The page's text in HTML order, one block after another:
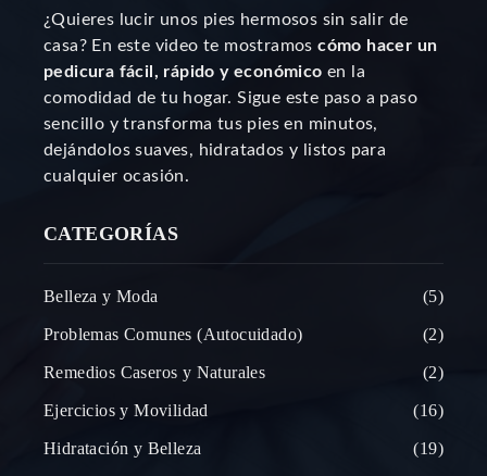
¿Quieres lucir unos pies hermosos sin salir de
casa? En este video te mostramoscómo hacer un
pedicura fácil, rápido y económico en la
comodidad de tu hogar. Sigue este paso a paso
sencillo y transforma tus pies en minutos,
dejándolos suaves, hidratados y listos para
cualquier ocasión.
CATEGORÍAS
Belleza y Moda 5
Problemas Comunes (Autocuidado) 2
Remedios Caseros y Naturales 2
Ejercicios y Movilidad 16
Hidratación y Belleza 19